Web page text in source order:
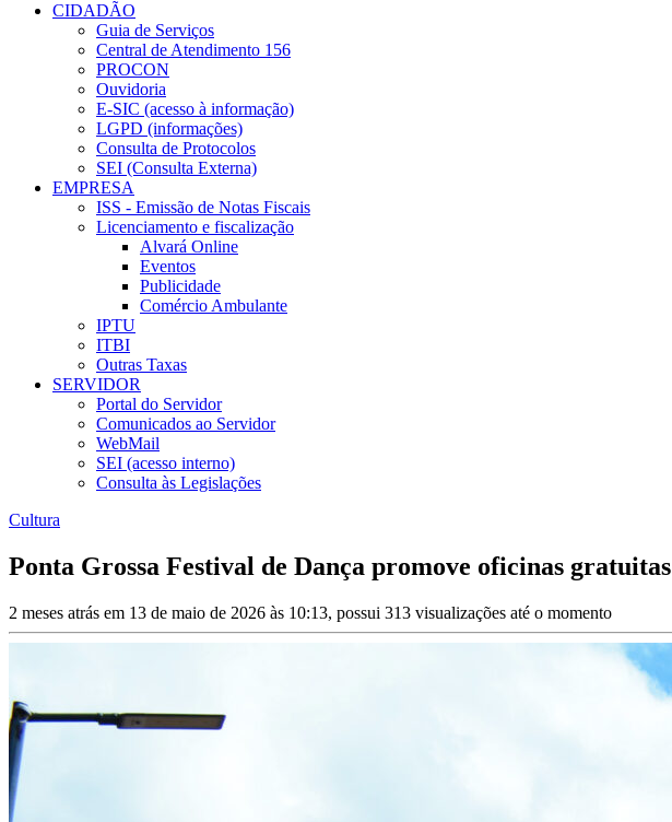
CIDADÃO
Guia de Serviços
Central de Atendimento 156
PROCON
Ouvidoria
E-SIC (acesso à informação)
LGPD (informações)
Consulta de Protocolos
SEI (Consulta Externa)
EMPRESA
ISS - Emissão de Notas Fiscais
Licenciamento e fiscalização
Alvará Online
Eventos
Publicidade
Comércio Ambulante
IPTU
ITBI
Outras Taxas
SERVIDOR
Portal do Servidor
Comunicados ao Servidor
WebMail
SEI (acesso interno)
Consulta às Legislações
Cultura
Ponta Grossa Festival de Dança promove oficinas gratuitas
2 meses atrás em 13 de maio de 2026 às 10:13, possui 313 visualizações até o momento